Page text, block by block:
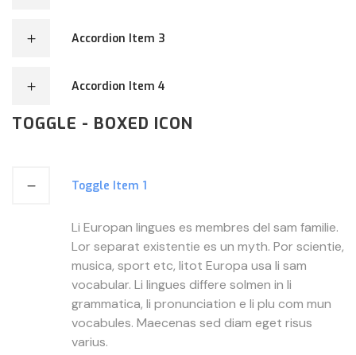
Accordion Item 3
Accordion Item 4
TOGGLE - BOXED ICON
Toggle Item 1
Li Europan lingues es membres del sam familie.
Lor separat existentie es un myth. Por scientie,
musica, sport etc, litot Europa usa li sam
vocabular. Li lingues differe solmen in li
grammatica, li pronunciation e li plu com mun
vocabules. Maecenas sed diam eget risus
varius.